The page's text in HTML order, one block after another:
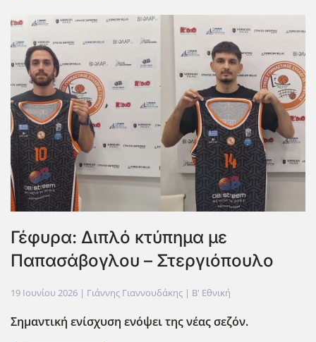
Γέφυρα: Διπλό κτύπημα με
Παπασάβογλου – Στεργιόπουλο
19 Ιουνίου 2026 | Γιάννης Γιαννουδάκης | Β' Εθνική
Σημαντική ενίσχυση ενόψει της νέας σεζόν.